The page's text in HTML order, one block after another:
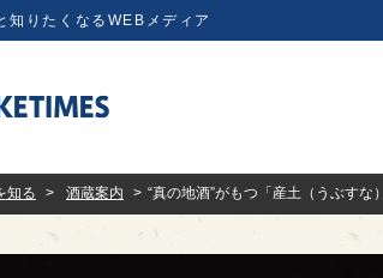
知りたくなるWEBメディア
知る
酒蔵案内 “真の地酒”がもつ「産土（うぶす